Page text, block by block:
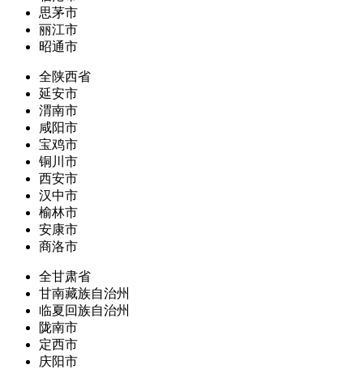
思茅市
丽江市
昭通市
全陕西省
延安市
渭南市
咸阳市
宝鸡市
铜川市
西安市
汉中市
榆林市
安康市
商洛市
全甘肃省
甘南藏族自治州
临夏回族自治州
陇南市
定西市
庆阳市